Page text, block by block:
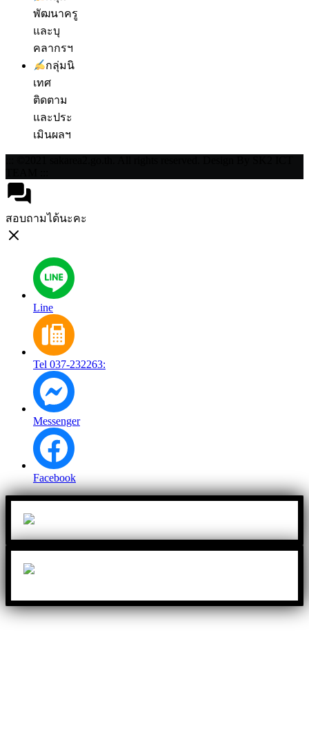
พัฒนาครู
และบุ
คลากรฯ
กลุ่มนิ
เทศ
ติดตาม
และประ
เมินผลฯ
สอบถามได้นะคะ
Line
Tel 037-232263:
Messenger
Facebook